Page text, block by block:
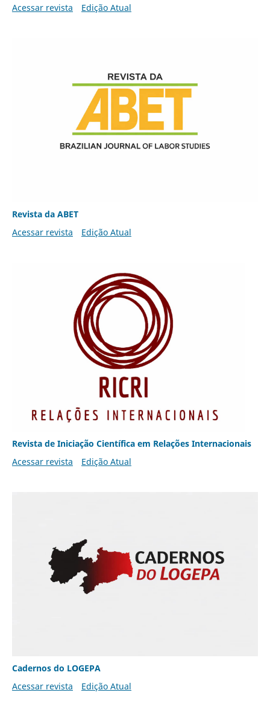
Acessar revista Edição Atual
Revista da ABET
Acessar revista
Edição Atual
Revista de Iniciação Científica em Relações Internacionais
Acessar revista
Edição Atual
Cadernos do LOGEPA
Acessar revista
Edição Atual